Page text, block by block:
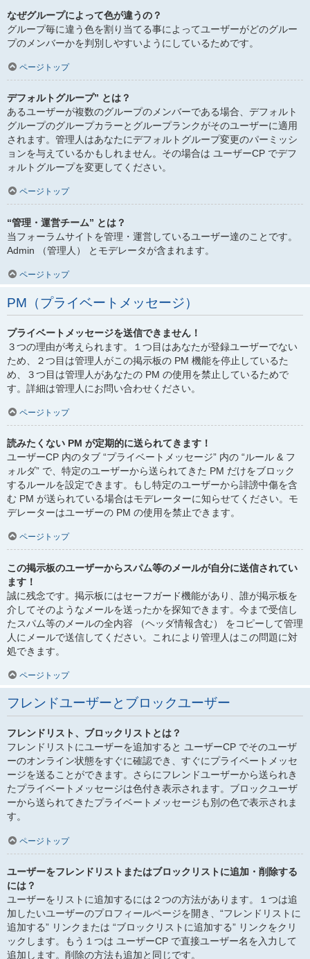
なぜグループによって色が違うの？
グループ毎に違う色を割り当てる事によってユーザーがどのグルー
プのメンバーかを判別しやすいようにしているためです。
ページトップ
デフォルトグループ” とは？
あるユーザーが複数のグループのメンバーである場合、デフォルト
グループのグループカラーとグループランクがそのユーザーに適用
されます。管理人はあなたにデフォルトグループ変更のパーミッシ
ョンを与えているかもしれません。その場合は ユーザーCP でデフ
ォルトグループを変更してください。
ページトップ
“管理・運営チーム” とは？
当フォーラムサイトを管理・運営しているユーザー達のことです。
Admin （管理人） とモデレータが含まれます。
ページトップ
PM（プライベートメッセージ）
プライベートメッセージを送信できません！
３つの理由が考えられます。１つ目はあなたが登録ユーザーでない
ため、２つ目は管理人がこの掲示板の PM 機能を停止しているた
め、３つ目は管理人があなたの PM の使用を禁止しているためで
す。詳細は管理人にお問い合わせください。
ページトップ
読みたくない PM が定期的に送られてきます！
ユーザーCP 内のタブ “プライベートメッセージ” 内の “ルール & フ
ォルダ” で、特定のユーザーから送られてきた PM だけをブロック
するルールを設定できます。もし特定のユーザーから誹謗中傷を含
む PM が送られている場合はモデレーターに知らせてください。モ
デレーターはユーザーの PM の使用を禁止できます。
ページトップ
この掲示板のユーザーからスパム等のメールが自分に送信されてい
ます！
誠に残念です。掲示板にはセーフガード機能があり、誰が掲示板を
介してそのようなメールを送ったかを探知できます。今まで受信し
たスパム等のメールの全内容 （ヘッダ情報含む） をコピーして管理
人にメールで送信してください。これにより管理人はこの問題に対
処できます。
ページトップ
フレンドユーザーとブロックユーザー
フレンドリスト、ブロックリストとは？
フレンドリストにユーザーを追加すると ユーザーCP でそのユーザ
ーのオンライン状態をすぐに確認でき、すぐにプライベートメッセ
ージを送ることができます。さらにフレンドユーザーから送られき
たプライベートメッセージは色付き表示されます。ブロックユーザ
ーから送られてきたプライベートメッセージも別の色で表示されま
す。
ページトップ
ユーザーをフレンドリストまたはブロックリストに追加・削除する
には？
ユーザーをリストに追加するには２つの方法があります。１つは追
加したいユーザーのプロフィールページを開き、“フレンドリストに
追加する” リンクまたは “ブロックリストに追加する” リンクをクリ
ックします。もう１つは ユーザーCP で直接ユーザー名を入力して
追加します。削除の方法も追加と同じです。